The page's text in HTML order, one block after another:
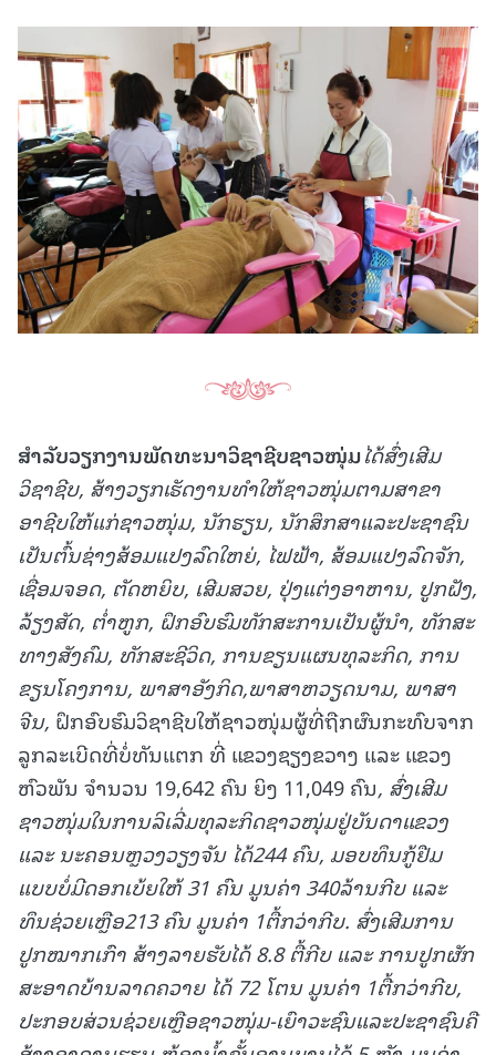
ສໍາລັບວຽກງານພັດທະນາວິຊາຊີບຊາວໜຸ່ມໄດ້ສົ່ງເສີມ
ວິຊາຊີບ, ສ້າງວຽກເຮັດງານທໍາໃຫ້ຊາວໜຸ່ມຕາມສາຂາ
ອາຊີບໃຫ້ແກ່ຊາວໜຸ່ມ, ນັກຮຽນ, ນັກສຶກສາແລະປະຊາຊົນ
ເປັນຕົ້ນຊ່າງສ້ອມແປງລົດໃຫຍ່, ໄຟຟ້າ, ສ້ອມແປງລົດຈັກ,
ເຊື່ອມຈອດ, ຕັດຫຍິບ, ເສີມສວຍ, ປຸ່ງແຕ່ງອາຫານ, ປູກຝັງ,
ລ້ຽງສັດ, ຕໍ່າຫູກ, ຝຶກອົບຮົມທັກສະການເປັນຜູ້ນໍາ, ທັກສະ
ທາງສັງຄົມ, ທັກສະຊີວິດ, ການຂຽນແຜນທຸລະກິດ, ການ
ຂຽນໂຄງການ, ພາສາອັງກິດ,ພາສາຫວຽດນາມ, ພາສາ
ຈີນ, ຝຶກອົບຮົມວິຊາຊີບໃຫ້ຊາວໜຸ່ມຜູ້ທີ່ຖືກຜົນກະທົບຈາກ
ລູກລະເບີດທີ່ບໍ່ທັນແຕກ ທີ່ ແຂວງຊຽງຂວາງ ແລະ ແຂວງ
ຫົວພັນ ຈຳນວນ 19,642 ຄົນ ຍິງ 11,049 ຄົນ, ສົ່ງເສີມ
ຊາວໜຸ່ມໃນການລິເລີ່ມທຸລະກິດຊາວໜຸ່ມຢູ່ບັນດາແຂວງ
ແລະ ນະຄອນຫຼວງວຽງຈັນ ໄດ້244ຄົນ, ມອບທຶນກູ້ຢືມ
ແບບບໍ່ມີດອກເບ້ຍໃຫ້31 ຄົນ ມູນຄ່າ 340ລ້ານກີບ ແລະ
ທຶນຊ່ວຍເຫຼືອ213ຄົນ ມູນຄ່າ 1ຕື້ກວ່າກີບ. ສົ່ງເສີມການ
ປູກໝາກເກົາ ສ້າງລາຍຮັບໄດ້8.8ຕື້ກີບ ແລະ ການປູກຜັກ
ສະອາດບ້ານລາດຄວາຍ ໄດ້ 72 ໂຕນ ມູນຄ່າ 1ຕື້ກວ່າກີບ,
ປະກອບສ່ວນຊ່ວຍເຫຼືອຊາວໜຸ່ມ-ເຍົາວະຊົນແລະປະຊາຊົນຄື